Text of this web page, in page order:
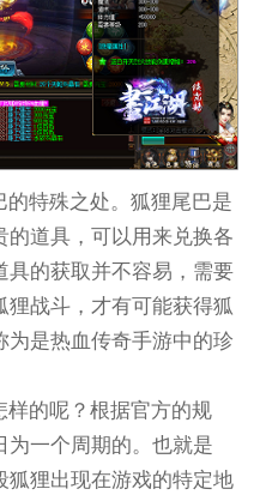
特殊之处。狐狸尾巴是
道具，可以用来兑换各
具的获取并不容易，需要
战斗，才有可能获得狐
是热血传奇手游中的珍
样的呢？根据官方的规
为一个周期的。也就是
狐狸出现在游戏的特定地